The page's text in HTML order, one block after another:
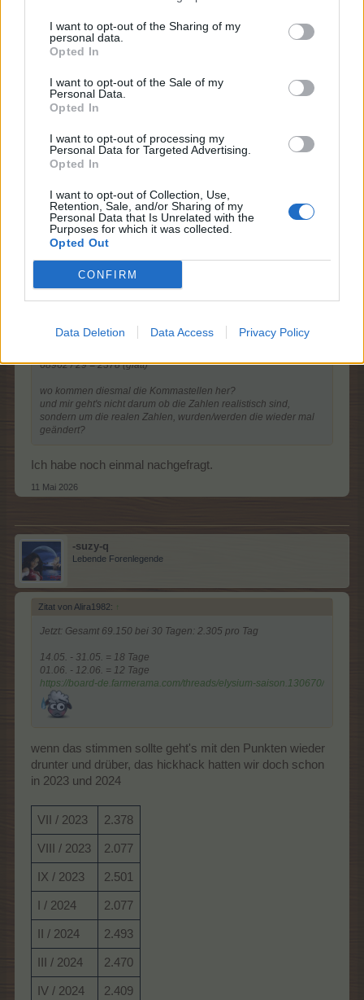
I want to opt-out of the Sharing of my
personal data.
Opted In
I want to opt-out of the Sale of my
Personal Data.
Opted In
I want to opt-out of processing my
Personal Data for Targeted Advertising.
Opted In
I want to opt-out of Collection, Use,
Retention, Sale, and/or Sharing of my
Personal Data that Is Unrelated with the
Purposes for which it was collected.
Opted Out
CONFIRM
Data Deletion Data Access Privacy Policy
Tag 1 14.05.
Tag 2 15.05.
Tag 3 16.05.
Tag 4 17.05.
Tag 6 19.05.
Tag 7
Tag 8 21.05.
Tag 9 22.05.
Tag 10 23.05.
Tag 12 25.05.
Tag 14 27.05.
Tag 15 28.05.
Tag 16 29.05.
Tag 17 30.05.
Tag 18
Tag 22 04.06.
Tag 23 05.06.
Tag 24
Tag 28 10.06.
Tag 29
Tag 30
Click to expand...
11 Mai 2026
heidoh1012gefällt dies.
Frau_Grün
Forum Moderator
68962 / 29 = 2378 (glatt)
wo kommen diesmal die Kommastellen her?
und mir geht's nicht darum ob die Zahlen realistisch sind,
sondern um die realen Zahlen, wurden/werden die wieder mal
geändert?
Ich habe noch einmal nachgefragt.
11 Mai 2026
-suzy-q
Lebende Forenlegende
Zitat von Alira1982: ↑
Jetzt: Gesamt 69.150 bei 30 Tagen: 2.305 pro Tag
14.05. - 31.05. = 18 Tage
01.06. - 12.06. = 12 Tage
https://board-de.farmerama.com/threads/elysium-saison.130670/
wenn das stimmen sollte geht's mit den Punkten wieder
drunter und drüber, das hickhack hatten wir doch schon
in 2023 und 2024
VII / 2023 2.378
VIII / 2023 2.077
IX / 2023 2.501
I / 2024 2.077
II / 2024 2.493
III / 2024 2.470
IV / 2024 2.409